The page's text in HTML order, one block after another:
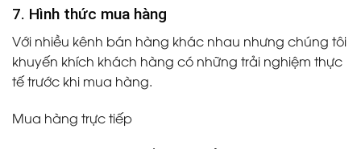
7. Hình thức mua hàng
Với nhiều kênh bán hàng khác nhau nhưng chúng tôi
khuyến khích khách hàng có những trải nghiệm thực
tế trước khi mua hàng.
Mua hàng trực tiếp